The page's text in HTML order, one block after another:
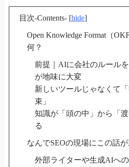
目次-Contents- [hide]
Open Knowledge Format（
何？
前提｜AIに会社のルール
が地味に大変
新しいツールじゃなくて
束」
知識が「頭の中」から「
る
なんでSEOの現場にこの話
外部ライターや生成AIへ